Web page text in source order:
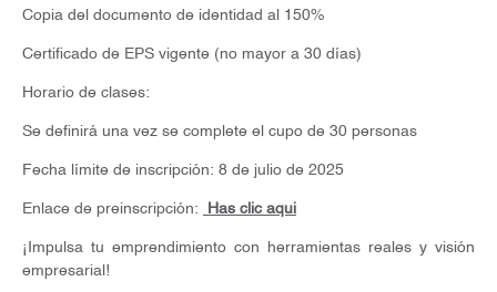
Copia del documento de identidad al 150%
Certificado de EPS vigente (no mayor a 30 días)
Horario de clases:
Se definirá una vez se complete el cupo de 30 personas
Fecha límite de inscripción: 8 de julio de 2025
Enlace de preinscripción: Has clic aqui
¡Impulsa tu emprendimiento con herramientas reales y visión
empresarial!